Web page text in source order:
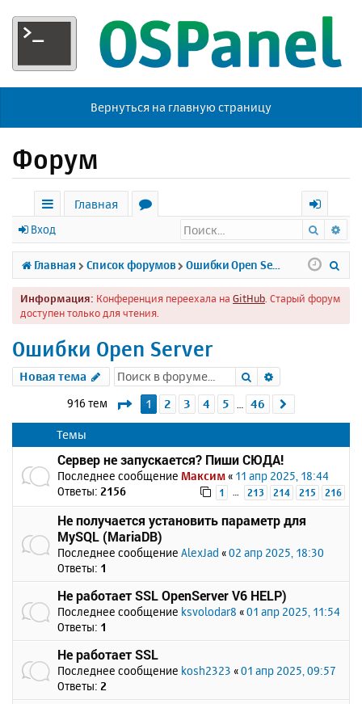
Вернуться на главную страницу
Форум
с
ы
л
к
Главная
р
у
м
х
о
д
Вход Поиск
Главная Список форумов
Информация: Конференция переехала на GitHub . Старый форум
доступен только для чтения.
Ошибки Open Server
Новая тема Поиск
916 тем Страница1 из 46
1 2 3 4 5 46
Темы
Сервер не запускается? Пиши СЮДА!
Последнее сообщение Максим « 11 апр 2025, 18:44
Ответы: 2156 1 … 213 214 215 216
Не получается установить параметр для
MySQL (MariaDB)
Последнее сообщение AlexJad «02 апр 2025, 18:30
Ответы: 1
Не работает SSL OpenServer V6 HELP)
Последнее сообщение ksvolodar8 «01 апр 2025, 11:54
Ответы: 1
Не работает SSL
Последнее сообщение kosh2323 «01 апр 2025, 09:57
Ответы: 2